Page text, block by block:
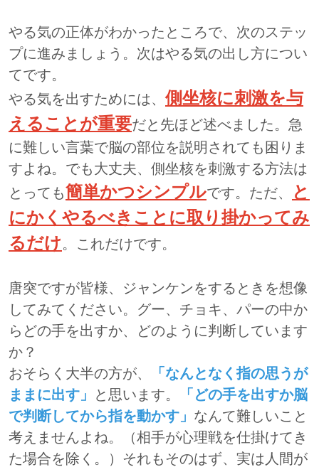
やる気の正体がわかったところで、次のステッ
プに進みましょう。次はやる気の出し方につい
てです。
やる気を出すためには、 側坐核に刺激を与
えることが重要だと先ほど述べました。急
に難しい言葉で脳の部位を説明されても困りま
すよね。でも大丈夫、側坐核を刺激する方法は
とっても簡単かつシンプルです。ただ、
と
にかくやるべきことに取り掛かってみ
るだけ。これだけです。
唐突ですが皆様、ジャンケンをするときを想像
してみてください。グー、チョキ、パーの中か
らどの手を出すか、どのように判断しています
か？
おそらく大半の方が、
「なんとなく指の思うが
ままに出す」
と思います。
「どの手を出すか脳
で判断してから指を動かす」 なんて難しいこと
考えませんよね。（相手が心理戦を仕掛けてき
た場合を除く。）それもそのはず、実は人間が